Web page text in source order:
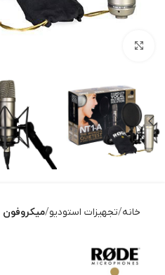
خانه تجهیزات استودیو میکروفون